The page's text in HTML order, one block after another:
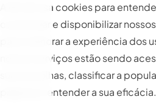
A ATLAS usa cookies para
customizar e disponibilizar
para melhorar a experiência dos
nossos serviços estão sendo
suas escolhas, classificar a
páginas e entender a sua eficácia.